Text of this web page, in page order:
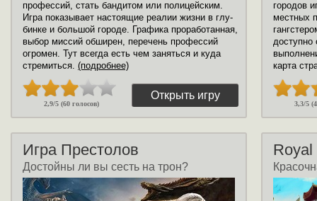
профессий, стать бандитом или полицейским.
Игра показывает настоящие реалии жизни в глу-
бинке и большой городе. Графика проработанная,
выбор миссий обширен, перечень профессий
огромен. Тут всегда есть чем заняться и куда
стремиться. (подробнее)
2,9/5 (60 голосов)
Открыть игру
городов
местных
доступно
карта
3,3/5
Игра Престолов
Достойны ли вы сесть на трон?
Royal